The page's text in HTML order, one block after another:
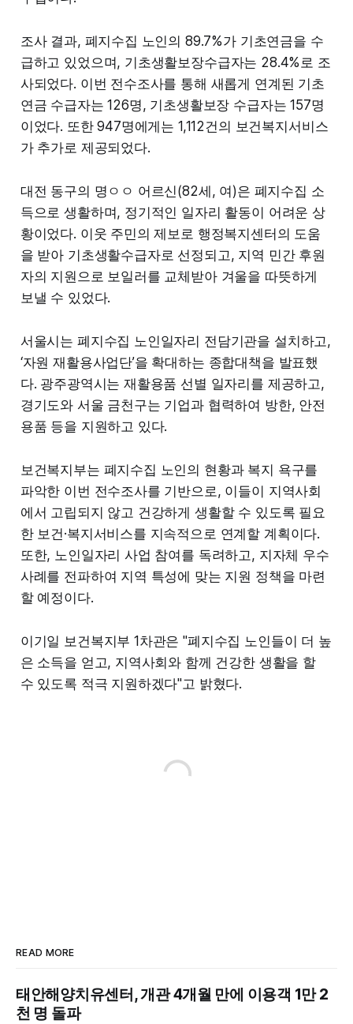
조사 결과, 폐지수집 노인의 89.7%가 기초연금을 수
급하고 있었으며, 기초생활보장수급자는 28.4%로 조
사되었다. 이번 전수조사를 통해 새롭게 연계된 기초
연금 수급자는 126명, 기초생활보장 수급자는 157명
이었다. 또한 947명에게는 1,112건의 보건복지서비스
가 추가로 제공되었다.
대전 동구의 명ㅇㅇ 어르신(82세, 여)은 폐지수집 소
득으로 생활하며, 정기적인 일자리 활동이 어려운 상
황이었다. 이웃 주민의 제보로 행정복지센터의 도움
을 받아 기초생활수급자로 선정되고, 지역 민간 후원
자의 지원으로 보일러를 교체받아 겨울을 따뜻하게
보낼 수 있었다.
서울시는 폐지수집 노인일자리 전담기관을 설치하고,
‘자원 재활용사업단’을 확대하는 종합대책을 발표했
다. 광주광역시는 재활용품 선별 일자리를 제공하고,
경기도와 서울 금천구는 기업과 협력하여 방한, 안전
용품 등을 지원하고 있다.
보건복지부는 폐지수집 노인의 현황과 복지 욕구를
파악한 이번 전수조사를 기반으로, 이들이 지역사회
에서 고립되지 않고 건강하게 생활할 수 있도록 필요
한 보건·복지서비스를 지속적으로 연계할 계획이다.
또한, 노인일자리 사업 참여를 독려하고, 지자체 우수
사례를 전파하여 지역 특성에 맞는 지원 정책을 마련
할 예정이다.
이기일 보건복지부 1차관은 "폐지수집 노인들이 더 높
은 소득을 얻고, 지역사회와 함께 건강한 생활을 할
수 있도록 적극 지원하겠다"고 밝혔다.
READ MORE
태안해양치유센터, 개관 4개월 만에 이용객 1만 2
천 명 돌파